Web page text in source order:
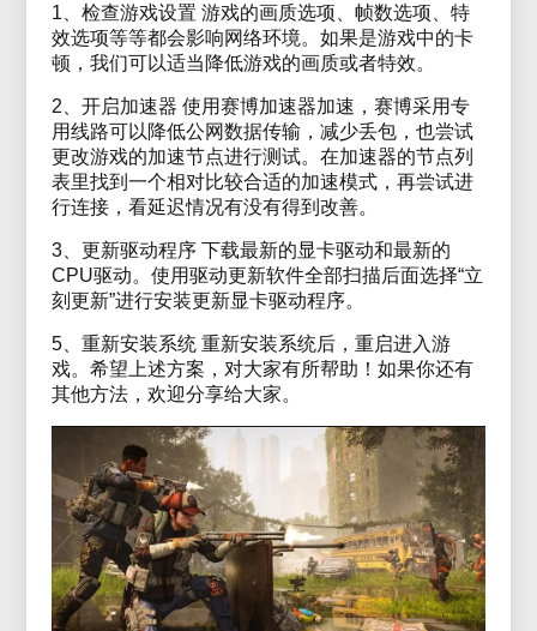
1、检查游戏设置 游戏的画质选项、帧数选项、特
效选项等等都会影响网络环境。如果是游戏中的卡
顿，我们可以适当降低游戏的画质或者特效。
2、开启加速器 使用赛博加速器加速，赛博采用专
用线路可以降低公网数据传输，减少丢包，也尝试
更改游戏的加速节点进行测试。在加速器的节点列
表里找到一个相对比较合适的加速模式，再尝试进
行连接，看延迟情况有没有得到改善。
3、更新驱动程序 下载最新的显卡驱动和最新的
CPU驱动。使用驱动更新软件全部扫描后面选择“立
刻更新”进行安装更新显卡驱动程序。
5、重新安装系统 重新安装系统后，重启进入游
戏。希望上述方案，对大家有所帮助！如果你还有
其他方法，欢迎分享给大家。